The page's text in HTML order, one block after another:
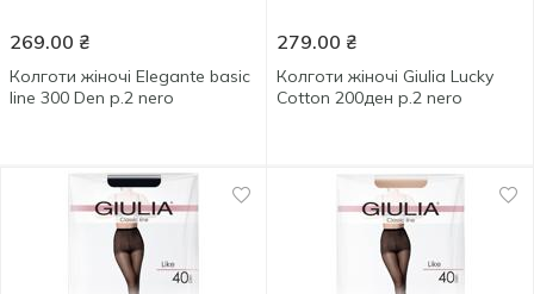
269.00 ₴
Колготи жіночі Elegante basic
line 300 Den р.2 nero
279.00 ₴
Колготи жіночі Giulia Lucky
Cotton 200ден р.2 nero